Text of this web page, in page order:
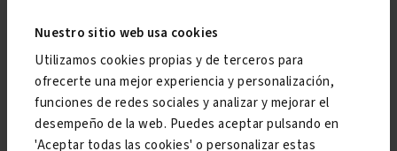
Nuestro sitio web usa cookies
Utilizamos cookies propias y de terceros para
ofrecerte una mejor experiencia y personalización,
funciones de redes sociales y analizar y mejorar el
desempeño de la web. Puedes aceptar pulsando en
'Aceptar todas las cookies' o personalizar estas
que tengas que añadir alguno más (por
bonus u otros complementos), sumaremos
los tres resultados para tener tu finiquito